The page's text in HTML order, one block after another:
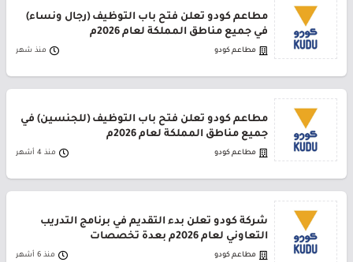
مطاعم كودو تعلن فتح باب التوظيف (رجال ونساء)
في جميع مناطق المملكة لعام 2026م
مطاعم كودو منذ شهر
مطاعم كودو تعلن فتح باب التوظيف (للجنسين) في
جميع مناطق المملكة لعام 2026م
مطاعم كودو منذ 4 أشهر
شركة كودو تعلن بدء التقديم في برنامج التدريب
التعاوني لعام 2026م بعدة تخصصات
مطاعم كودو منذ 6 أشهر